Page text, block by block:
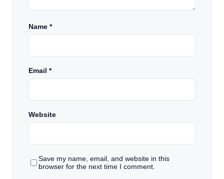
Name *
Email *
Website
Save my name, email, and website in this
browser for the next time I comment.